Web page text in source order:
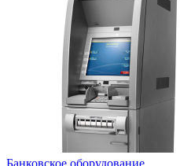
Банковское оборудование